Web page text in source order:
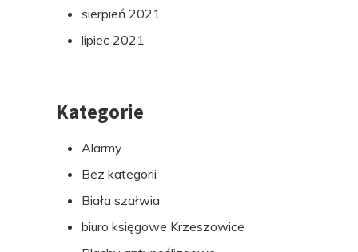
sierpień 2021
lipiec 2021
Kategorie
Alarmy
Bez kategorii
Biała szałwia
biuro księgowe Krzeszowice